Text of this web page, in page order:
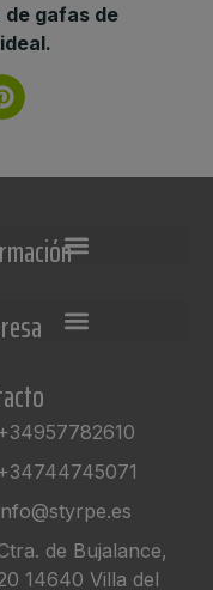
de gafas de
de Bujalance,
14640 Villa del